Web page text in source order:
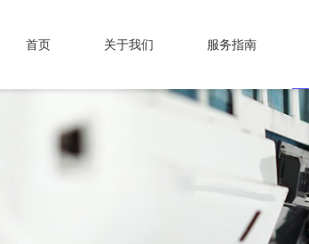
首页 关于我们 服务指南